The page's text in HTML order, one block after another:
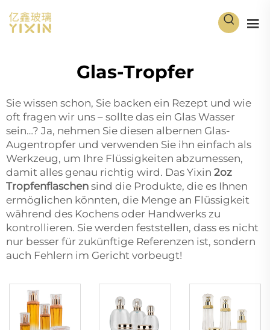
Glas-Tropfer
Sie wissen schon, Sie backen ein Rezept und wie
oft fragen wir uns – sollte das ein Glas Wasser
sein…? Ja, nehmen Sie diesen albernen Glas-
Augentropfer und verwenden Sie ihn einfach als
Werkzeug, um Ihre Flüssigkeiten abzumessen,
damit alles genau richtig wird. Das Yixin 2oz
Tropfenflaschen sind die Produkte, die es Ihnen
ermöglichen könnten, die Menge an Flüssigkeit
während des Kochens oder Handwerks zu
kontrollieren. Sie werden feststellen, dass es nicht
nur besser für zukünftige Referenzen ist, sondern
auch Fehlern im Gericht vorbeugt!